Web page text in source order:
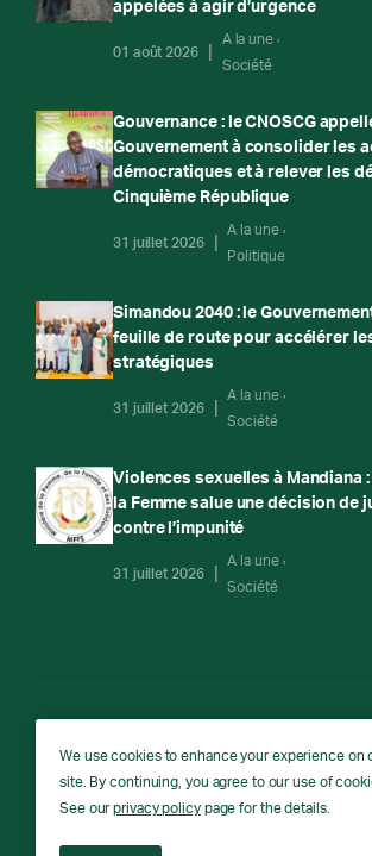
appelées à agir d’urgence
01 août 2026
A la une
Société
Gouvernance : le CNOSCG
Gouvernement à consolider les
démocratiques et à relever les
Cinquième République
31 juillet 2026
A la une
Politique
Simandou 2040 : le
feuille de route pour accélérer
stratégiques
31 juillet 2026
A la une
Société
Violences sexuelles à Mandiana
la Femme salue une décision de
contre l’impunité
31 juillet 2026
A la une
Société
RTG
RTG © Copyright 2026 - All rights reserved.
We use cookies to enhance your experience on
site. By continuing, you agree to our use of
See ourprivacy policypage for the details.